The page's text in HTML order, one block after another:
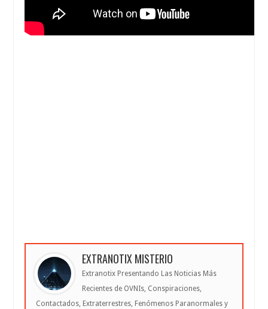
EXTRANOTIX MISTERIO
Extranotix Presentando Las Noticias Más
Recientes de OVNIs, Conspiraciones,
Contactados, Extraterrestres, Fenómenos Paranormales y